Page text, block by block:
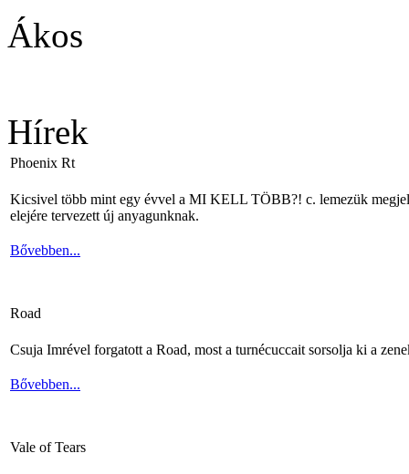
Ákos
Hírek
Phoenix Rt
Kicsivel több mint egy évvel a MI KELL TÖBB?! c. lemezük
elejére tervezett új anyagunknak.
Bővebben...
Road
Csuja Imrével forgatott a Road, most a turnécuccait sorsolja ki a
Bővebben...
Vale of Tears